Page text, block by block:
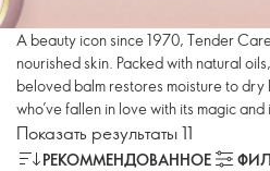
A beauty icon since 1970, Tender
nourished skin. Packed with natural
beloved balm restores moisture to dry
who’ve fallen in love with its magic
Показать результаты 11
РЕКОММЕНДОВАННОЕ